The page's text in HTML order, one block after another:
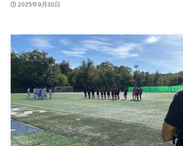
2025年9月30日